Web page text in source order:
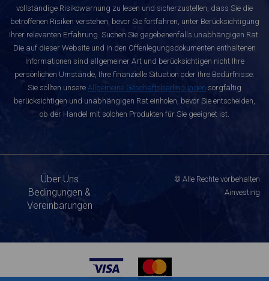
vollständige Risikowarnung zu lesen und sicherzustellen, dass Sie die
betroffenen Risiken verstehen, bevor Sie fortfahren, unter Berücksichtigung
Ihrer relevanten Erfahrung. Suchen Sie gegebenenfalls unabhängigen Rat.
Die auf dieser Website und in den Offenlegungsdokumenten enthaltenen
Informationen sind allgemeiner Art und berücksichtigen nicht Ihre
persönlichen Umstände, Ihre finanzielle Situation oder Ihre Bedürfnisse.
Sie sollten unsere Allgemeine Geschäftsbedingungen sorgfältig
berücksichtigen und unabhängigen Rat einholen, bevor Sie entscheiden,
ob der Handel mit solchen Produkten für Sie geeignet ist.
Über Uns
Bedingungen &
Vereinbarungen
© Alle Rechte vorbehalten
Ainvesting